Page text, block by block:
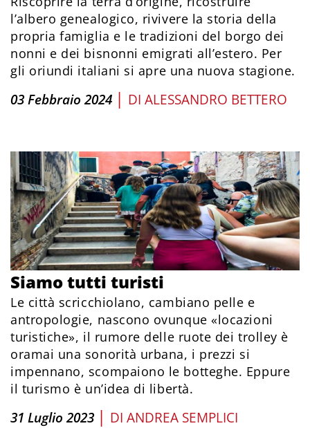
l’albero genealogico, rivivere la storia della
propria famiglia e le tradizioni del borgo dei
nonni e dei bisnonni emigrati all’estero. Per
gli oriundi italiani si apre una nuova stagione.
03 Febbraio 2024 | DI ALESSANDRO BETTERO
Siamo tutti turisti
Le città scricchiolano, cambiano pelle e
antropologie, nascono ovunque «locazioni
turistiche», il rumore delle ruote dei trolley è
oramai una sonorità urbana, i prezzi si
impennano, scompaiono le botteghe. Eppure
il turismo è un’idea di libertà.
31 Luglio 2023 | DI ANDREA SEMPLICI